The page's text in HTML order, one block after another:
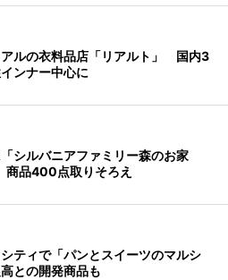
ルの衣料品店「リアルト」 国内3
ンナー中心に
シルバニアファミリー森のお家
品400点取りそろえ
ティで「パンとスイーツのマルシ
との開発商品も